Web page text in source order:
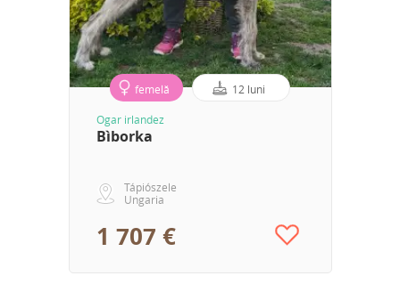
femelă 12 luni
Ogar irlandez
Bìborka
Tápiószele
Ungaria
1 707 €